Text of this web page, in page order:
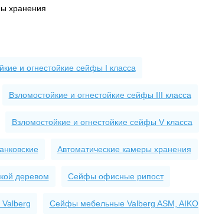
хранения
и огнестойкие сейфы I класса
Взломостойкие и огнестойкие сейфы III класса
Взломостойкие и огнестойкие сейфы V класса
Автоматические камеры хранения
деревом Сейфы офисные рипост
Сейфы мебельные Valberg ASM, AIKO